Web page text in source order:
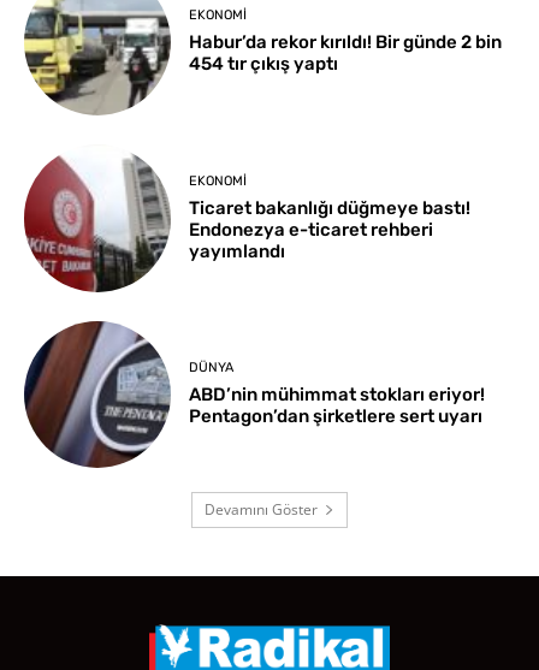
EKONOMI
Habur’da rekor kırıldı! Bir günde 2 bin
454 tır çıkış yaptı
EKONOMI
Ticaret bakanlığı düğmeye bastı!
Endonezya e-ticaret rehberi
yayımlandı
DÜNYA
ABD’nin mühimmat stokları eriyor!
Pentagon’dan şirketlere sert uyarı
Devamını Göster